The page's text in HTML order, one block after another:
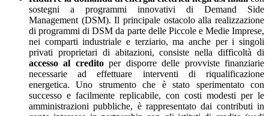
sostegni a programmi innovativi di Demand Side
Management (DSM). Il principale ostacolo alla realizzazione
di programmi di DSM da parte delle Piccole e Medie Imprese,
nei comparti industriale e terziario, ma anche per i singoli
privati proprietari di abitazioni, consiste nella difficoltà di
accesso al creditoper disporre delle provviste finanziarie
necessarie ad effettuare interventi di riqualificazione
energetica. Uno strumento che è stato sperimentato con
successo e facilmente replicabile, con costi modesti per le
amministrazioni pubbliche, è rappresentato dai contributi in